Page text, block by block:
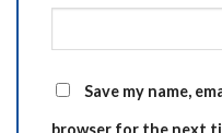
Save my name,
browser for the next